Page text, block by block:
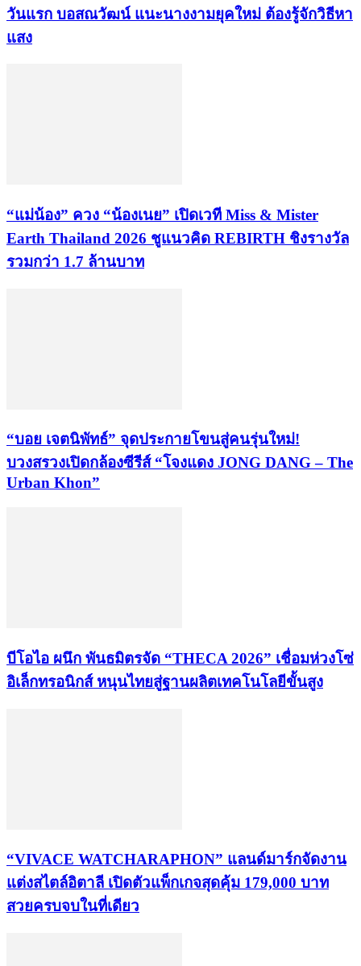
วันแรก บอสณวัฒน์ แนะนางงามยุคใหม่ ต้องรู้จักวิธีหา
แสง
“แม่น้อง” ควง “น้องเนย” เปิดเวที Miss & Mister
Earth Thailand 2026 ชูแนวคิด REBIRTH ชิงรางวัล
รวมกว่า 1.7 ล้านบาท
“บอย เจตนิพัทธ์” จุดประกายโขนสู่คนรุ่นใหม่!
บวงสรวงเปิดกล้องซีรีส์ “โจงแดง JONG DANG – The
Urban Khon”
บีโอไอ ผนึก พันธมิตรจัด “THECA 2026” เชื่อมห่วงโซ่
อิเล็กทรอนิกส์ หนุนไทยสู่ฐานผลิตเทคโนโลยีขั้นสูง
“VIVACE WATCHARAPHON” แลนด์มาร์กจัดงาน
แต่งสไตล์อิตาลี เปิดตัวแพ็กเกจสุดคุ้ม 179,000 บาท
สวยครบจบในที่เดียว